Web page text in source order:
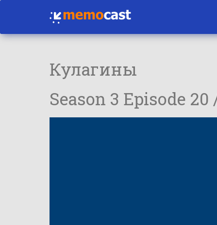
Кулагины
Season 3 Episode